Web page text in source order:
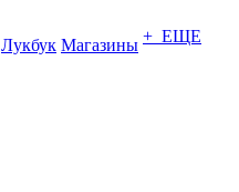
Лукбук Магазины + ЕЩЕ